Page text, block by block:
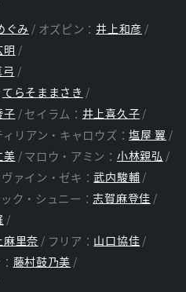
ぐみ オズピン：井上和彦
明
てらそままさき
子 セイラム： 井上喜久子
ィリアン・キャロウズ：塩屋 翼
美 マロウ・アミン： 小林親弘
ヴァイン・ゼキ：武内駿輔
ク・シュニー：志賀麻登佳
麻里奈 フリア： 山口協佳
藤村鼓乃美